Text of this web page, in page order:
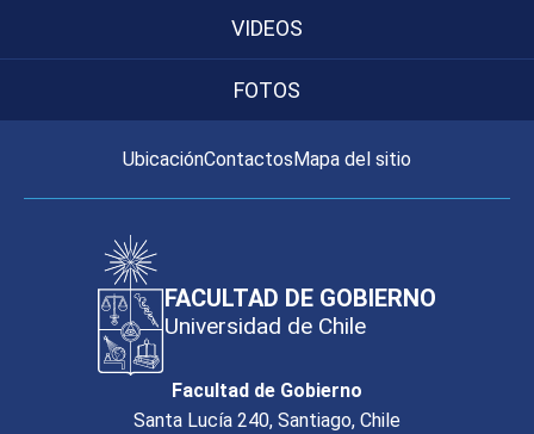
VIDEOS
FOTOS
UbicaciónContactos Mapa del sitio
FACULTAD DE GOBIERNO
Universidad de Chile
Facultad de Gobierno
Santa Lucía 240, Santiago, Chile